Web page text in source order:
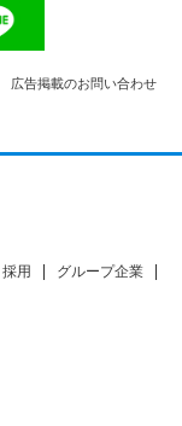
広告掲載のお問い合わせ
採用
グループ企業